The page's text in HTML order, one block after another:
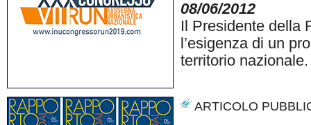
08/06/2012
Il Presidente della
l’esigenza di un
territorio
ARTICOLO